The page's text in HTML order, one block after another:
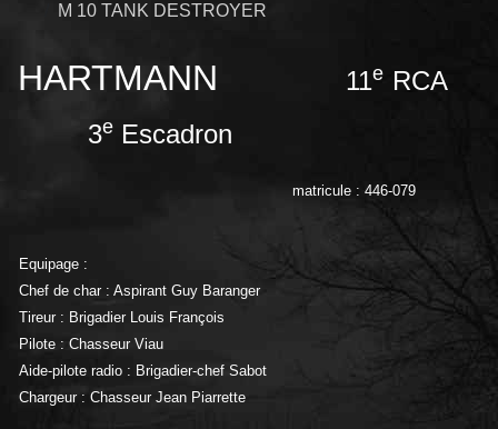
M 10 TANK DESTROYER
HARTMANN 11e RCA
3e Escadron
matricule : 446-079
Equipage :
Chef de char : Aspirant Guy Baranger
Tireur : Brigadier Louis François
Pilote : Chasseur Viau
Aide-pilote radio : Brigadier-chef Sabot
Chargeur : Chasseur Jean Piarrette